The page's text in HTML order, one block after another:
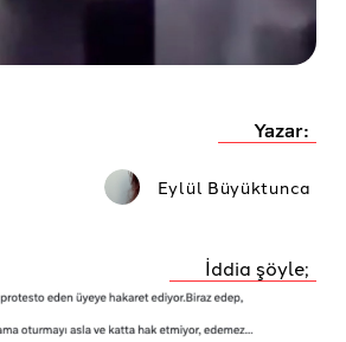
Yazar:
Eylül Büyüktunca
İddia şöyle;